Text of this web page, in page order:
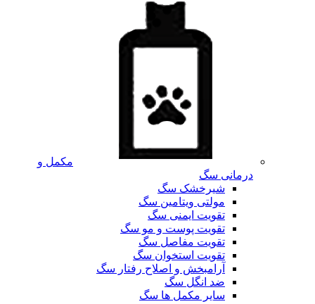
مکمل و
درمانی سگ
شیرخشک سگ
مولتی ویتامین سگ
تقویت ایمنی سگ
تقویت پوست و مو سگ
تقویت مفاصل سگ
تقویت استخوان سگ
آرامبخش و اصلاح رفتار سگ
ضد انگل سگ
سایر مکمل ها سگ